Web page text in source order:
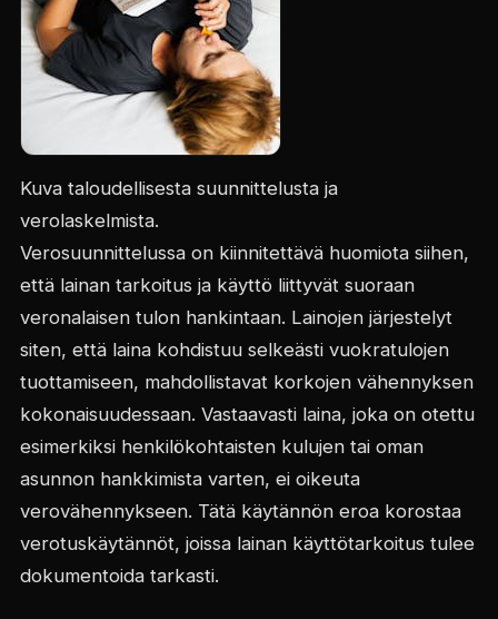
Kuva taloudellisesta suunnittelusta ja
verolaskelmista.
Verosuunnittelussa on kiinnitettävä huomiota siihen,
että lainan tarkoitus ja käyttö liittyvät suoraan
veronalaisen tulon hankintaan. Lainojen järjestelyt
siten, että laina kohdistuu selkeästi vuokratulojen
tuottamiseen, mahdollistavat korkojen vähennyksen
kokonaisuudessaan. Vastaavasti laina, joka on otettu
esimerkiksi henkilökohtaisten kulujen tai oman
asunnon hankkimista varten, ei oikeuta
verovähennykseen. Tätä käytännön eroa korostaa
verotuskäytännöt, joissa lainan käyttötarkoitus tulee
dokumentoida tarkasti.